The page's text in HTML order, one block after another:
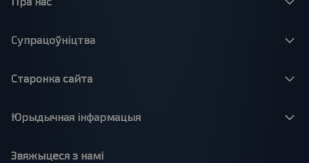
Супрацоўніцтва
Старонка сайта
Юрыдычная інфармацыя
Звяжыцеся з намі